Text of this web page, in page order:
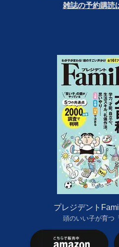
雑誌の予約購読
プレジデント
頭のいい子が育つ